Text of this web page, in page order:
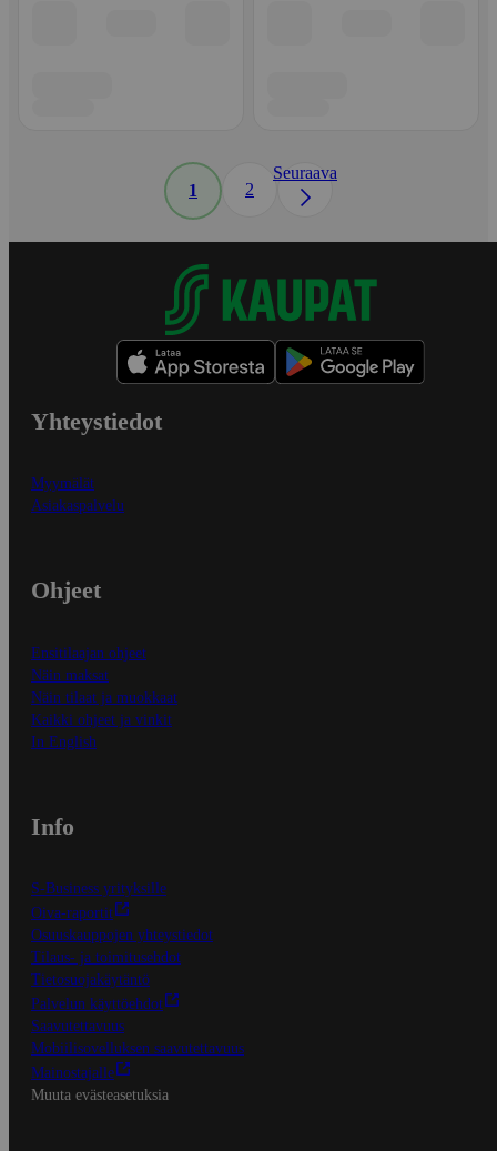
1 2
Seuraava
Yhteystiedot
Myymälät
Asiakaspalvelu
Ohjeet
Ensitilaajan ohjeet
Näin maksat
Näin tilaat ja muokkaat
Kaikki ohjeet ja vinkit
In English
Info
S-Business yrityksille
Oiva-raportit
Osuuskauppojen yhteystiedot
Tilaus- ja toimitusehdot
Tietosuojakäytäntö
Palvelun käyttöehdot
Saavutettavuus
Mobiilisovelluksen saavutettavuus
Mainostajalle
Muuta evästeasetuksia